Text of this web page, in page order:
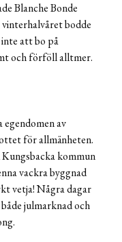
Blanche Bonde
bodde
att bo på
och förföll alltmer.
av
för allmänheten.
kommun
vackra byggnad
vetja! Några dagar
julmarknad och